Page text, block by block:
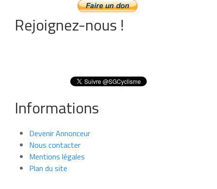
Rejoignez-nous !
Informations
Devenir Annonceur
Nous contacter
Mentions légales
Plan du site